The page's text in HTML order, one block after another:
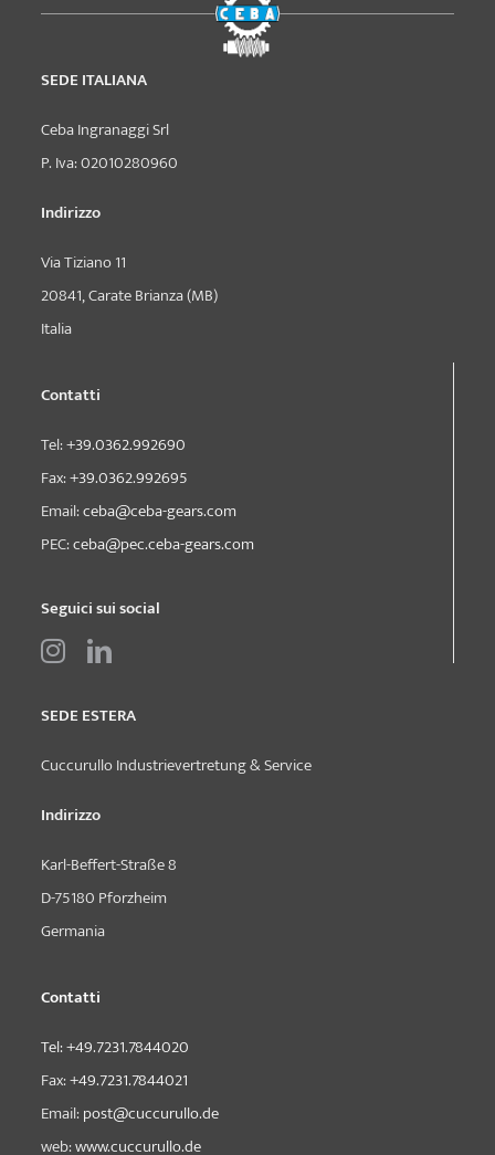
SEDE ITALIANA
Ceba Ingranaggi Srl
P. Iva: 02010280960
Indirizzo
Via Tiziano 11
20841, Carate Brianza (MB)
Italia
Contatti
Tel:+39.0362.992690
Fax:+39.0362.992695
Email:ceba@ceba-gears.com
PEC:ceba@pec.ceba-gears.com
Seguici sui social
SEDE ESTERA
Cuccurullo Industrievertretung & Service
Indirizzo
Karl-Beffert-Straße 8
D-75180 Pforzheim
Germania
Contatti
Tel:+49.7231.7844020
Fax:+49.7231.7844021
Email: post@cuccurullo.de
web:www.cuccurullo.de